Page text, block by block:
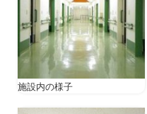
施設内の様子